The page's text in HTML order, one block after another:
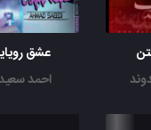
عشق
احمد